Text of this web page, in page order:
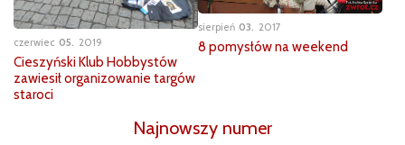
czerwiec 05 2019
Cieszyński Klub Hobbystów
zawiesił organizowanie targów
staroci
sierpień 03 2017
​8 pomysłów na weekend
Najnowszy numer